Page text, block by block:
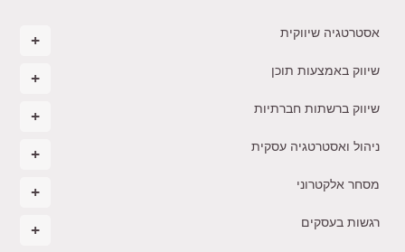
אסטרטגיה שיווקית
שיווק באמצעות תוכן
שיווק ברשתות חברתיות
ניהול ואסטרטגיה עסקית
מסחר אלקטרוני
רגשות בעסקים